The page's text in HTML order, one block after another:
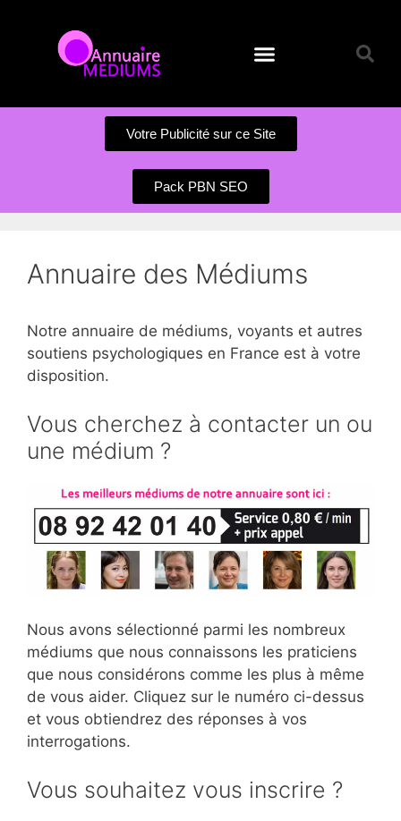
Votre Publicité sur ce Site
Pack PBN SEO
Annuaire des Médiums
Notre annuaire de médiums, voyants et autres
soutiens psychologiques en France est à votre
disposition.
Vous cherchez à contacter un ou
une médium ?
Nous avons sélectionné parmi les nombreux
médiums que nous connaissons les praticiens
que nous considérons comme les plus à même
de vous aider. Cliquez sur le numéro ci-dessus
et vous obtiendrez des réponses à vos
interrogations.
Vous souhaitez vous inscrire ?